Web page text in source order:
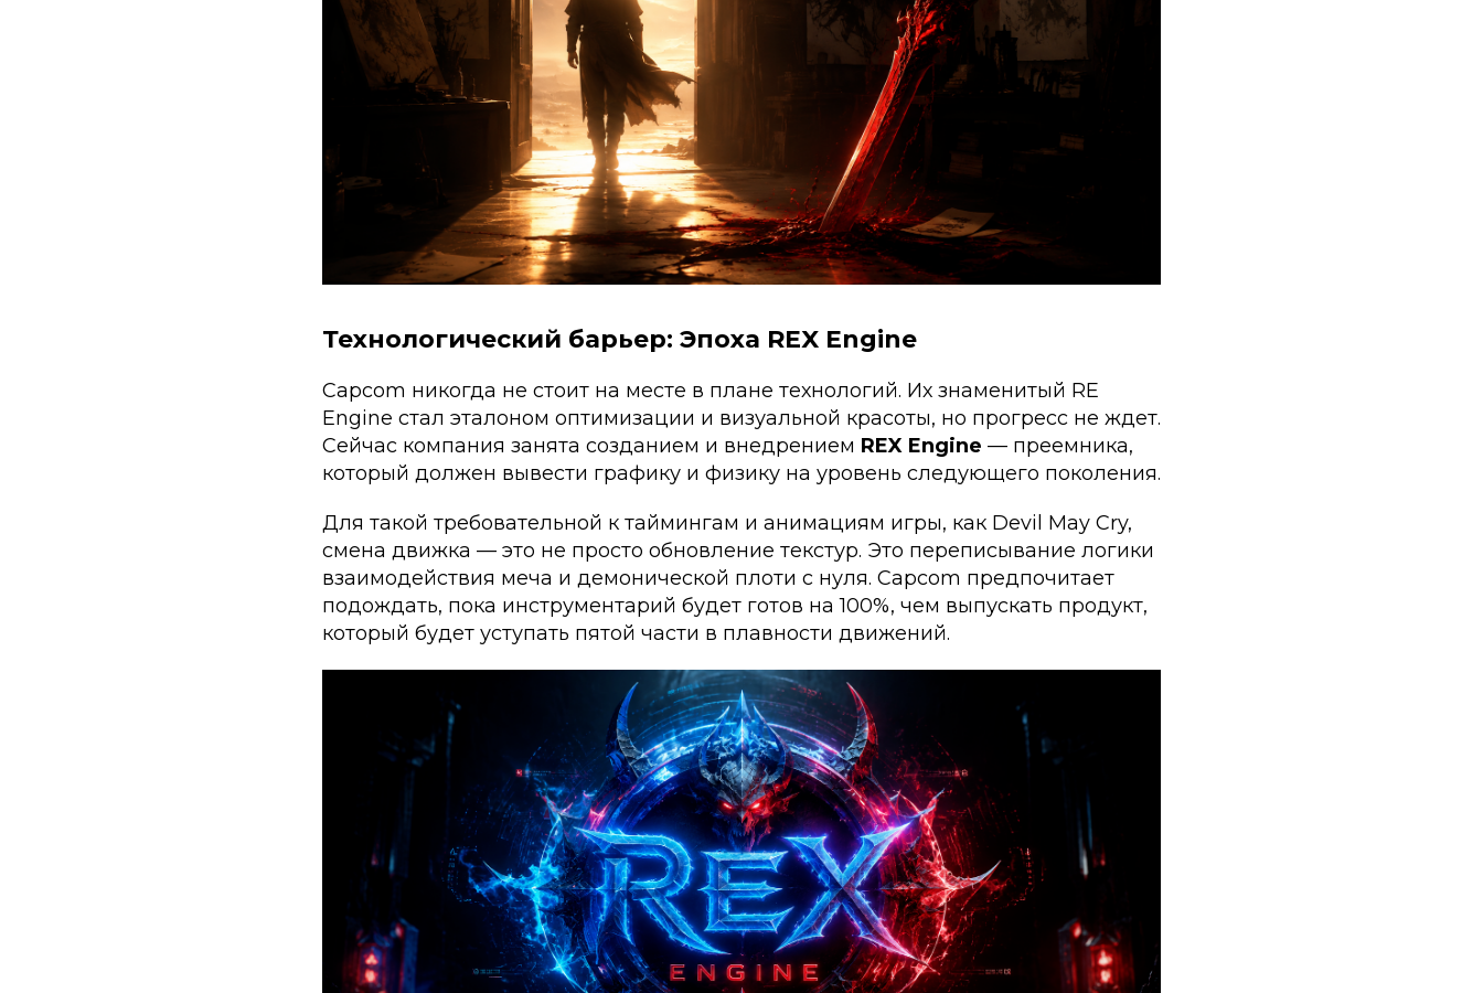
Технологический барьер: Эпоха REX Engine
Capcom никогда не стоит на месте в плане технологий. Их знаменитый RE
Engine стал эталоном оптимизации и визуальной красоты, но прогресс не ждет.
Сейчас компания занята созданием и внедрением REX Engine — преемника,
который должен вывести графику и физику на уровень следующего поколения.
Для такой требовательной к таймингам и анимациям игры, как Devil May Cry,
смена движка — это не просто обновление текстур. Это переписывание логики
взаимодействия меча и демонической плоти с нуля. Capcom предпочитает
подождать, пока инструментарий будет готов на 100%, чем выпускать продукт,
который будет уступать пятой части в плавности движений.